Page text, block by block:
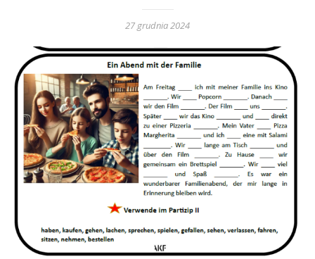
27 grudnia 2024